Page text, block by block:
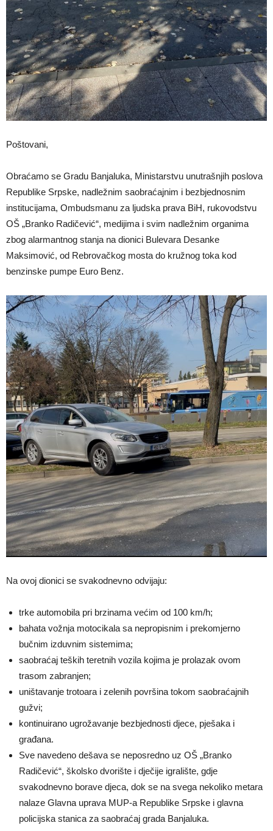
Poštovani,
Obraćamo se Gradu Banjaluka, Ministarstvu unutrašnjih poslova
Republike Srpske, nadležnim saobraćajnim i bezbjednosnim
institucijama, Ombudsmanu za ljudska prava BiH, rukovodstvu
OŠ „Branko Radičević“, medijima i svim nadležnim organima
zbog alarmantnog stanja na dionici Bulevara Desanke
Maksimović, od Rebrovačkog mosta do kružnog toka kod
benzinske pumpe Euro Benz.
Na ovoj dionici se svakodnevno odvijaju:
trke automobila pri brzinama većim od 100 km/h;
bahata vožnja motocikala sa nepropisnim i prekomjerno
bučnim izduvnim sistemima;
saobraćaj teških teretnih vozila kojima je prolazak ovom
trasom zabranjen;
uništavanje trotoara i zelenih površina tokom saobraćajnih
gužvi;
kontinuirano ugrožavanje bezbjednosti djece, pješaka i
građana.
Sve navedeno dešava se neposredno uz OŠ „Branko
Radičević“, školsko dvorište i dječije igralište, gdje
svakodnevno borave djeca, dok se na svega nekoliko metara
nalaze Glavna uprava MUP-a Republike Srpske i glavna
policijska stanica za saobraćaj grada Banjaluka.